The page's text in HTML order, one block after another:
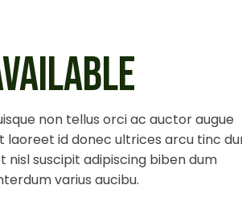
non tellus orci ac auctor augue
laoreet id donec ultrices arcu tinc
suscipit adipiscing biben dum
varius aucibu.